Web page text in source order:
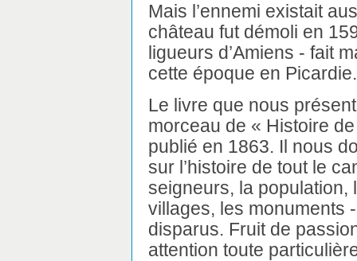
Mais l’ennemi existait
château fut démoli en
ligueurs d’Amiens - fait
cette époque en Picardie.
Le livre que nous
morceau de « Histoire
publié en 1863. Il nous
sur l’histoire de tout le
seigneurs, la population,
villages, les monuments
disparus. Fruit de
attention toute